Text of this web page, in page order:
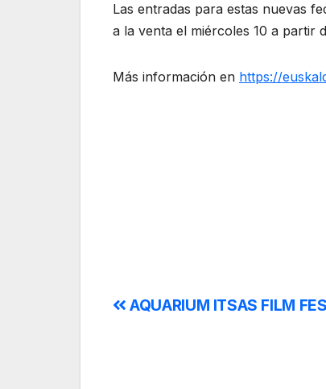
Las entradas para estas nuevas
a la venta el miércoles 10 a partir
Más información en https://
AQUARIUM ITSAS FILM